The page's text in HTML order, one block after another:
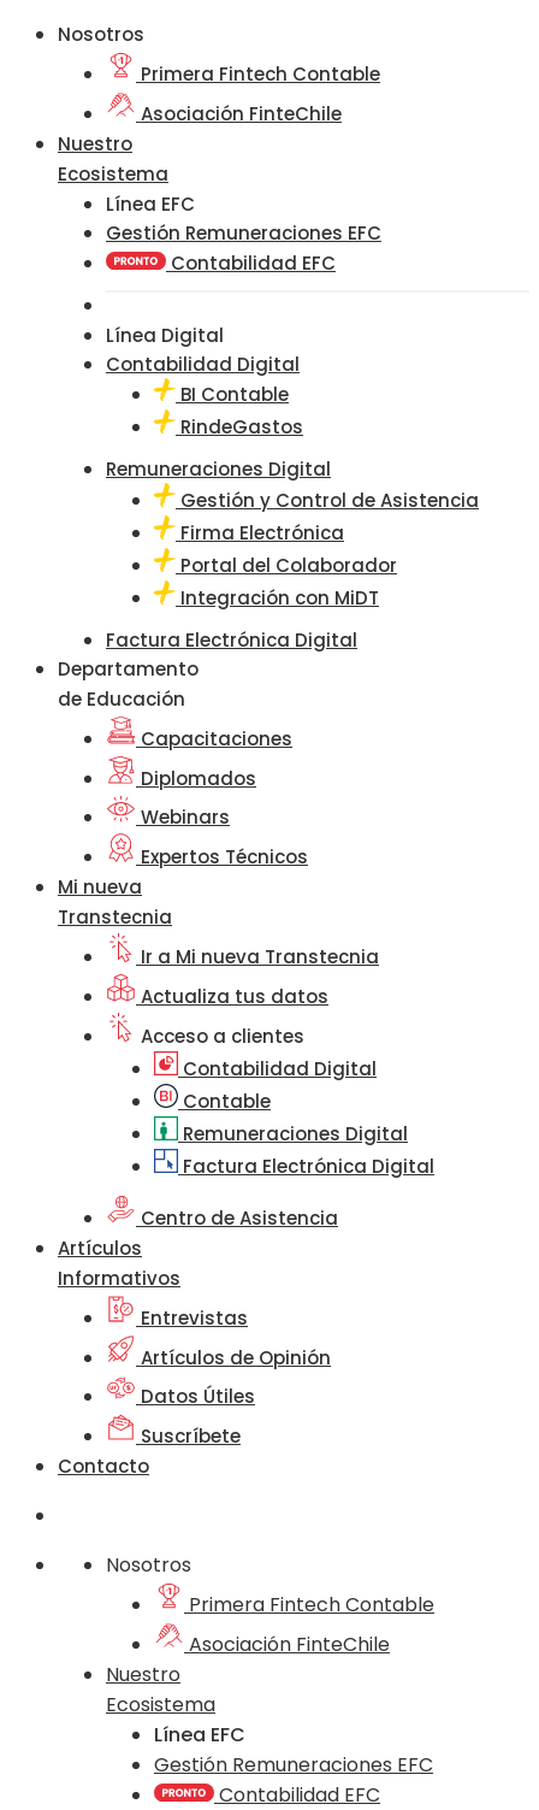
Nosotros
Primera Fintech Contable
Asociación FinteChile
Nuestro
Ecosistema
Línea EFC
Gestión Remuneraciones EFC
Contabilidad EFC
Línea Digital
Contabilidad Digital
BI Contable
RindeGastos
Remuneraciones Digital
Gestión y Control de Asistencia
Firma Electrónica
Portal del Colaborador
Integración con MiDT
Factura Electrónica Digital
Departamento
de Educación
Capacitaciones
Diplomados
Webinars
Expertos Técnicos
Mi nueva
Transtecnia
Ir a Mi nueva Transtecnia
Actualiza tus datos
Acceso a clientes
Contabilidad Digital
Contable
Remuneraciones Digital
Factura Electrónica Digital
Centro de Asistencia
Artículos
Informativos
Entrevistas
Artículos de Opinión
Datos Útiles
Suscríbete
Contacto
Nosotros
Primera Fintech Contable
Asociación FinteChile
Nuestro
Ecosistema
Línea EFC
Gestión Remuneraciones EFC
Contabilidad EFC